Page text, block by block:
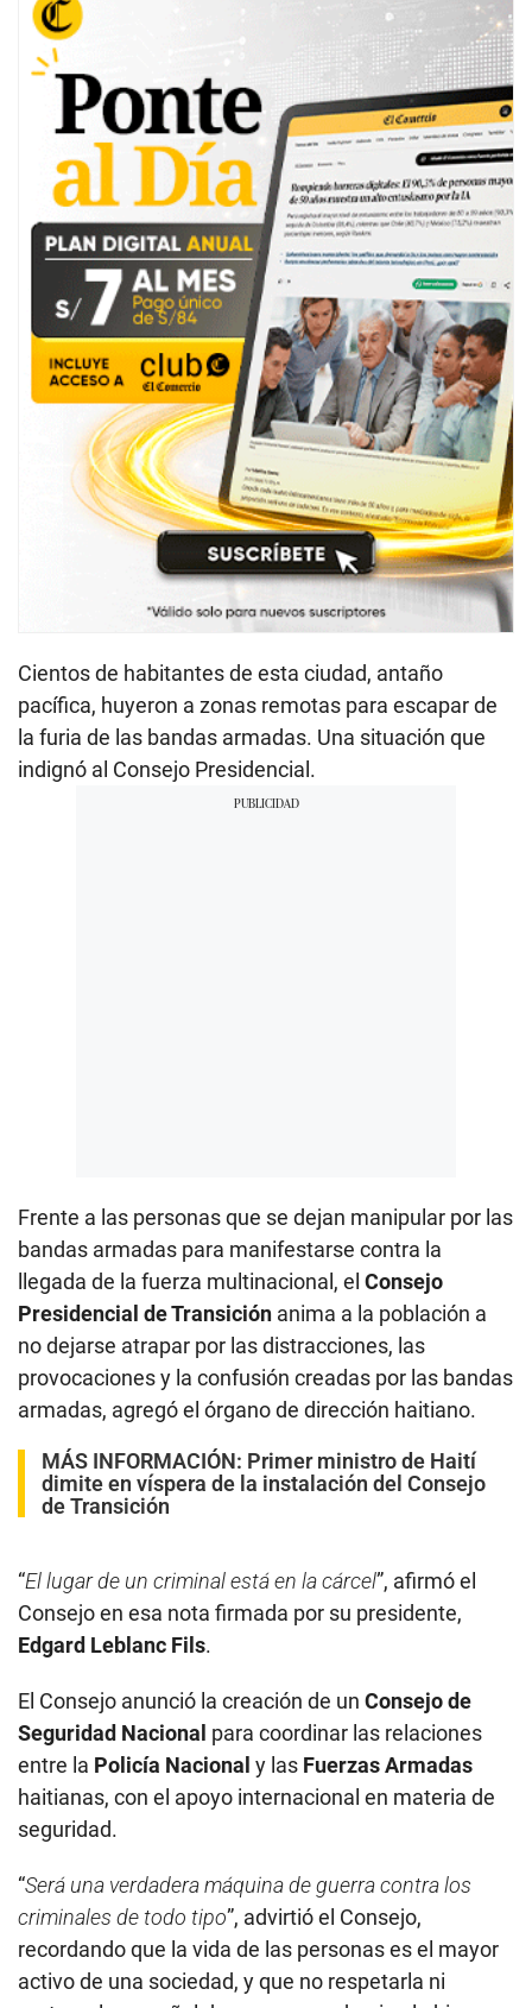
Cientos de habitantes de esta ciudad, antaño
pacífica, huyeron a zonas remotas para escapar de
la furia de las bandas armadas. Una situación que
indignó al Consejo Presidencial.
Frente a las personas que se dejan manipular por las
bandas armadas para manifestarse contra la
llegada de la fuerza multinacional, el Consejo
Presidencial de Transición anima a la población a
no dejarse atrapar por las distracciones, las
provocaciones y la confusión creadas por las bandas
armadas, agregó el órgano de dirección haitiano.
MÁS INFORMACIÓN: Primer ministro de Haití
dimite en víspera de la instalación del Consejo
de Transición
“El lugar de un criminal está en la cárcel”, afirmó el
Consejo en esa nota firmada por su presidente,
Edgard Leblanc Fils.
El Consejo anunció la creación de un Consejo de
Seguridad Nacional para coordinar las relaciones
entre la Policía Nacional y las Fuerzas Armadas
haitianas, con el apoyo internacional en materia de
seguridad.
“Será una verdadera máquina de guerra contra los
criminales de todo tipo”, advirtió el Consejo,
recordando que la vida de las personas es el mayor
activo de una sociedad, y que no respetarla ni